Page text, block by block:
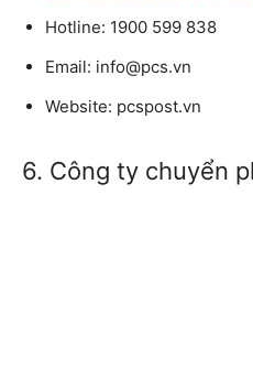
Hotline: 1900 599 838
Email: info@pcs.vn
Website: pcspost.vn
6. Công ty chuyển